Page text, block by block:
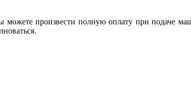
произвести полную оплату при подаче